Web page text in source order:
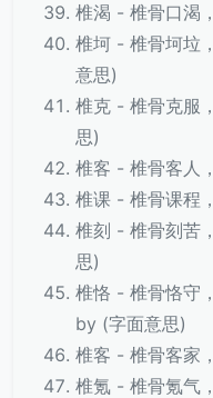
椎渴 - 椎骨口渴
椎坷 - 椎骨坷垃
意思)
椎克 - 椎骨克服
思)
椎客 - 椎骨客人
椎课 - 椎骨课程
椎刻 - 椎骨刻苦
思)
椎恪 - 椎骨恪守
by (字面意思)
椎客 - 椎骨客家
椎氪 - 椎骨氪气